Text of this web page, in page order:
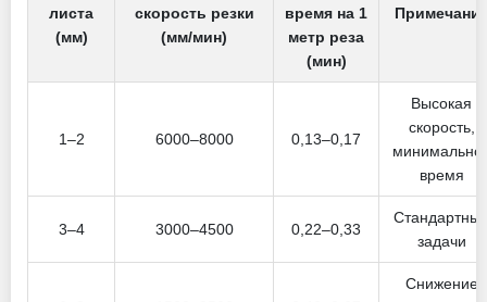
листа
(мм)
скорость резки
(мм/мин)
время на 1
метр реза
(мин)
1–2 6000–8000 0,13–0,17
Высокая
скорость,
время
3–4 3000–4500 0,22–0,33
задачи
Снижение